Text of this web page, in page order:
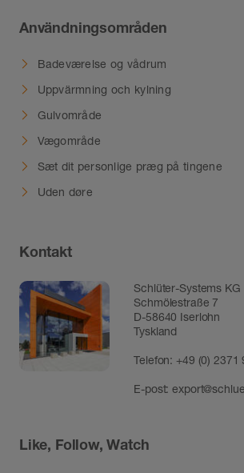
Användningsområden
Badeværelse og vådrum
Uppvärmning och kylning
Gulvområde
Vægområde
Sæt dit personlige præg på tingene
Uden døre
Kontakt
Schlüter-Systems KG
Schmölestraße 7
D-58640 Iserlohn
Tyskland
Telefon:+49 (0) 2371
E-post:
Like, Follow, Watch